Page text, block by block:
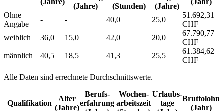
(Jahre)
(Stunden)
(Jahre)
Ohne
Angabe
- - 40,0 25,0
51.692,31
CHF
weiblich
36,0 15,0 42,0 20,0
67.790,77
CHF
männlich
40,5 18,5 41,3 25,5
61.384,62
CHF
Alle Daten sind errechnete Durchschnittswerte.
Qualifikation
Alter
(Jahre)
Berufs­
erfahrung
Wochen­
arbeitszeit
Urlaubs­
tage
Bruttolohn
(Jahr)